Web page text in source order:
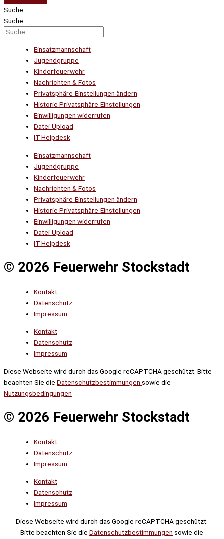
Suche
Suche
Einsatzmannschaft
Jugendgruppe
Kinderfeuerwehr
Nachrichten & Fotos
Privatsphäre-Einstellungen ändern
Historie Privatsphäre-Einstellungen
Einwilligungen widerrufen
Datei-Upload
IT-Helpdesk
Einsatzmannschaft
Jugendgruppe
Kinderfeuerwehr
Nachrichten & Fotos
Privatsphäre-Einstellungen ändern
Historie Privatsphäre-Einstellungen
Einwilligungen widerrufen
Datei-Upload
IT-Helpdesk
© 2026 Feuerwehr Stockstadt
Kontakt
Datenschutz
Impressum
Kontakt
Datenschutz
Impressum
Diese Webseite wird durch das Google reCAPTCHA geschützt. Bitte
beachten Sie die Datenschutzbestimmungen sowie die
Nutzungsbedingungen
© 2026 Feuerwehr Stockstadt
Kontakt
Datenschutz
Impressum
Kontakt
Datenschutz
Impressum
Diese Webseite wird durch das Google reCAPTCHA geschützt.
Bitte beachten Sie die Datenschutzbestimmungen sowie die